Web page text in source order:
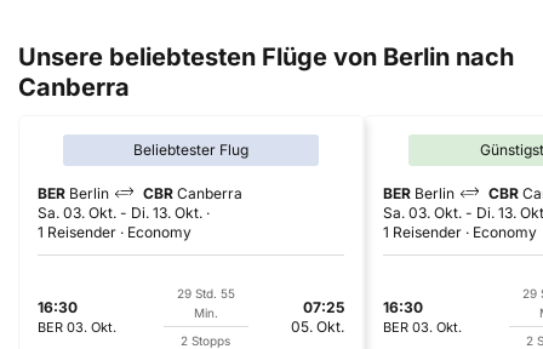
Unsere beliebtesten Flüge von Berlin nach
Canberra
Beliebtester Flug
BER Berlin CBR Canberra
Sa. 03. Okt. - Di. 13. Okt.
1 Reisender
Economy
16:30
BER 03. Okt.
29 Std. 55
Min.
2 Stopps
07:25
05. Okt.
BER Berlin CBR
Sa. 03. Okt. - Di. 13.
1 Reisender
Economy
16:30
BER 03. Okt.
29
2